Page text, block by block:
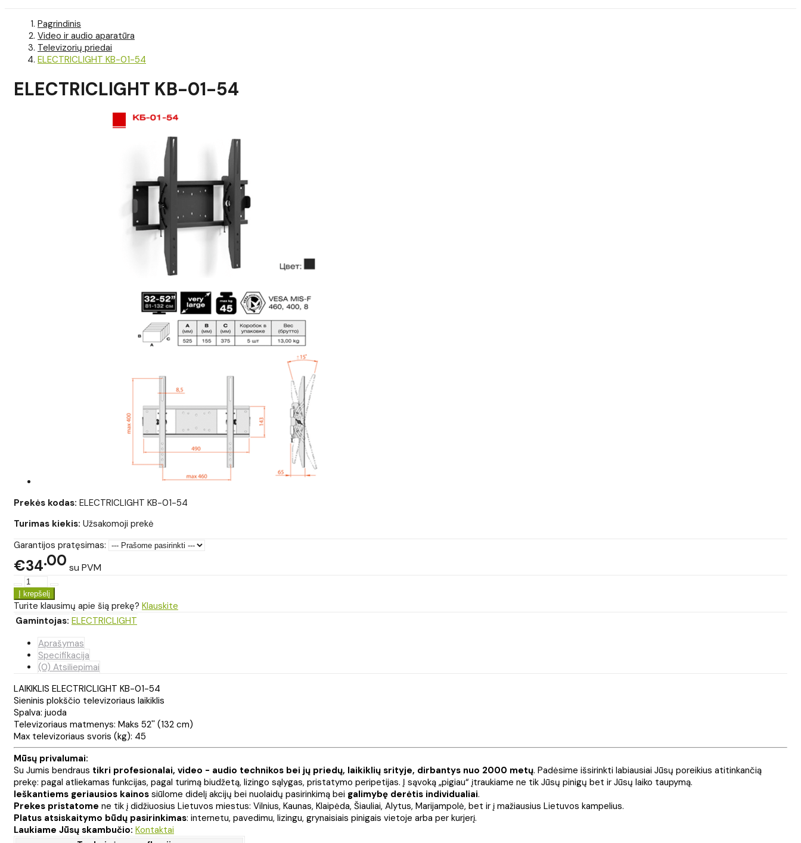
Pagrindinis
Video ir audio aparatūra
Televizorių priedai
ELECTRICLIGHT KB-01-54
ELECTRICLIGHT KB-01-54
Prekės kodas: ELECTRICLIGHT KB-01-54
Turimas kiekis: Užsakomoji prekė
Garantijos pratęsimas:
€34 00 su PVM
Turite klausimų apie šią prekę? Klauskite
Gamintojas: ELECTRICLIGHT
Aprašymas
Specifikacija
(0) Atsiliepimai
LAIKIKLIS ELECTRICLIGHT KB-01-54
Sieninis plokščio televizoriaus laikiklis
Spalva: juoda
Televizoriaus matmenys: Maks 52'' (132 cm)
Max televizoriaus svoris (kg): 45
Mūsų privalumai:
Su Jumis bendraus tikri profesionalai, video - audio technikos bei jų priedų, laikiklių srityje, dirbantys nuo 2000 metų. Padėsime išsirinkti labiausiai Jūsų poreikius atitinkančią
prekę: pagal atliekamas funkcijas, pagal turimą biudžetą, lizingo sąlygas, pristatymo peripetijas. Į sąvoką „pigiau“ įtraukiame ne tik Jūsų pinigų bet ir Jūsų laiko taupymą.
Ieškantiems geriausios kainos siūlome didelį akcijų bei nuolaidų pasirinkimą bei galimybę derėtis individualiai.
Prekes pristatome ne tik į didžiuosius Lietuvos miestus: Vilnius, Kaunas, Klaipėda, Šiauliai, Alytus, Marijampolė, bet ir į mažiausius Lietuvos kampelius.
Platus atsiskaitymo būdų pasirinkimas: internetu, pavedimu, lizingu, grynaisiais pinigais vietoje arba per kurjerį.
Laukiame Jūsų skambučio: Kontaktai